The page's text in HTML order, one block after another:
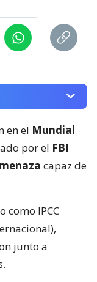
en el Mundial
por el FBI
capaz de
como IPCC
junto a